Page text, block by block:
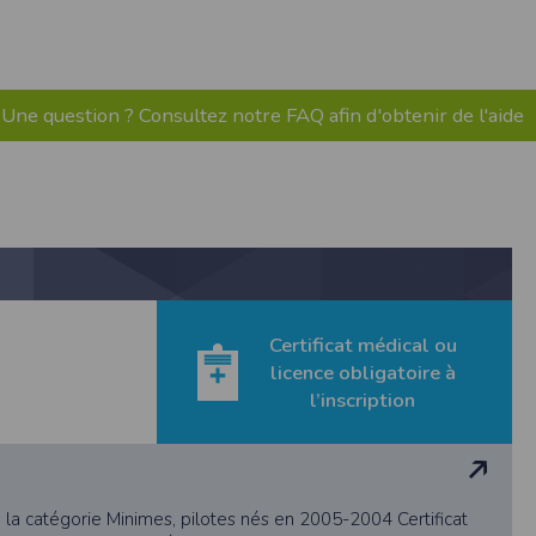
Une question ? Consultez notre FAQ afin d'obtenir de l'aide
Certificat médical ou
licence obligatoire à
l’inscription
catégorie Minimes, pilotes nés en 2005-2004 Certificat
utilisant les dernières technologies de
pas accessible depuis l’extérieur.
de la finalité des cookies.